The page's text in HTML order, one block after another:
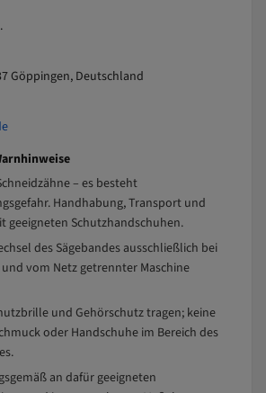
Göppingen, Deutschland
– es besteht
Handhabung, Transport und
geeigneten Schutzhandschuhen.
des Sägebandes ausschließlich bei
vom Netz getrennter Maschine
und Gehörschutz tragen; keine
oder Handschuhe im Bereich des
an dafür geeigneten